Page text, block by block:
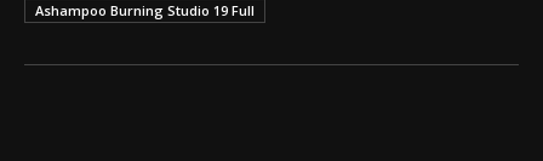
Ashampoo Burning Studio 19 Full